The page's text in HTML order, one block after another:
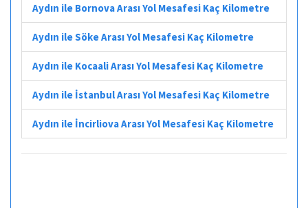
Aydın ile Bornova Arası Yol Mesafesi Kaç Kilometre
Aydın ile Söke Arası Yol Mesafesi Kaç Kilometre
Aydın ile Kocaali Arası Yol Mesafesi Kaç Kilometre
Aydın ile İstanbul Arası Yol Mesafesi Kaç Kilometre
Aydın ile İncirliova Arası Yol Mesafesi Kaç Kilometre